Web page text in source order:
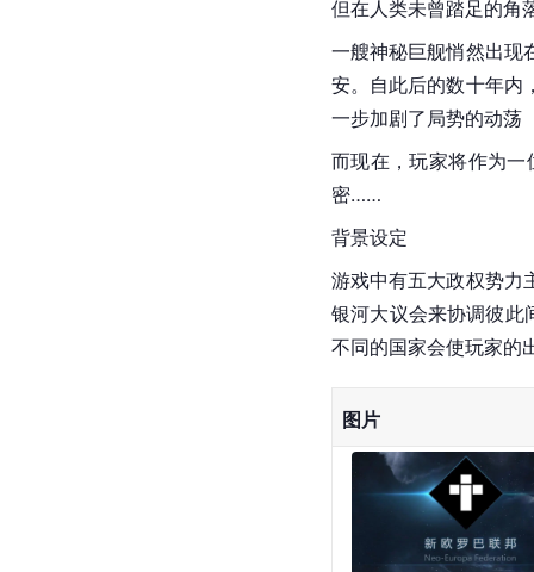
但在人类未曾踏足的
一艘神秘巨舰悄然出现
安。自此后的数十年内
一步加剧了局势的动荡
而现在，玩家将作为一
密……
背景设定
游戏中有五大政权势
银河大议会来协调彼此
不同的国家会使玩家的
图片